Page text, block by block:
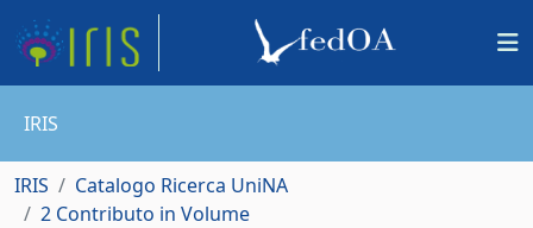
IRIS
IRIS
Catalogo Ricerca UniNA
2 Contributo in Volume